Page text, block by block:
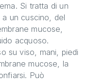
Si tratta di un
un cuscino, del
mucose,
acquoso.
su viso, mani, piedi
mucose, la
Può